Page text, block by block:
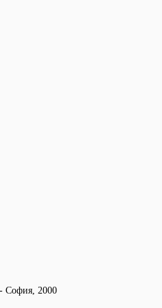
София, 2000